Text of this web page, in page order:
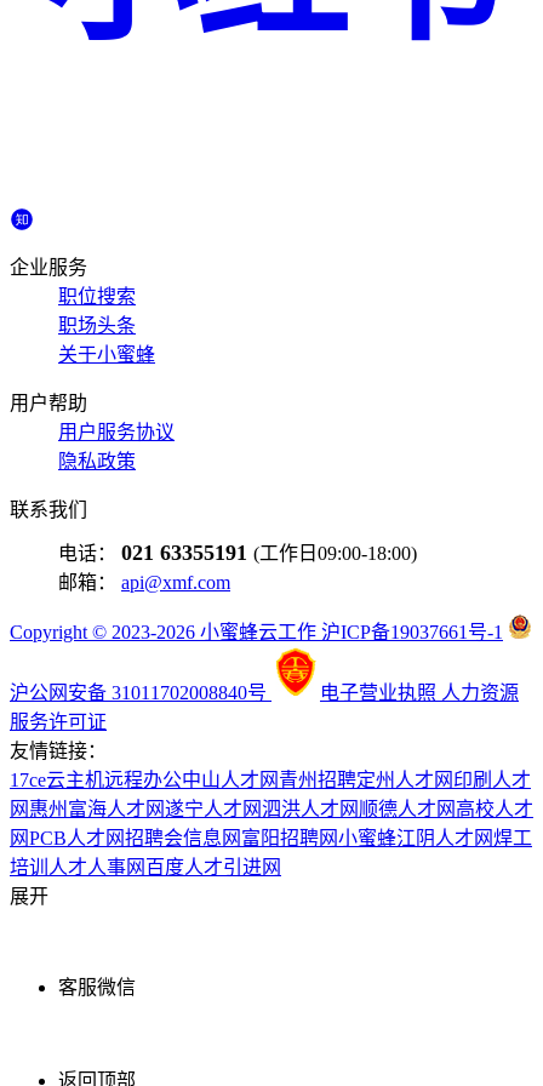
企业服务
职位搜索
职场头条
关于小蜜蜂
用户帮助
用户服务协议
隐私政策
联系我们
电话： 021 63355191 (工作日09:00-18:00)
邮箱： api@xmf.com
Copyright © 2023-2026 小蜜蜂云工作 沪ICP备19037661号-1
沪公网安备 31011702008840号 电子营业执照 人力资源
服务许可证
友情链接：
17ce云主机远程办公中山人才网 青州招聘定州人才网 印刷人才
网 惠州富海人才网遂宁人才网泗洪人才网 顺德人才网 高校人才
网PCB人才网招聘会信息网 富阳招聘网小蜜蜂江阴人才网焊工
培训 人才人事网 百度人才引进网
展开
客服微信
返回顶部